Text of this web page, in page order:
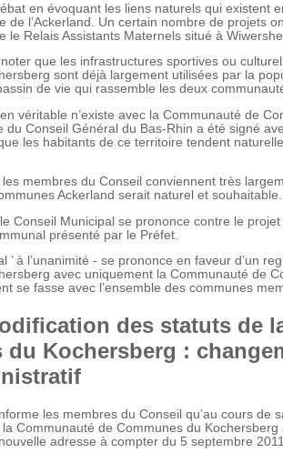
en évoquant les liens naturels qui existent
de l’Ackerland. Un certain nombre de projets
le Relais Assistants Maternels situé à
que les infrastructures sportives ou
sont déjà largement utilisées par la
de vie qui rassemble les deux
véritable n’existe avec la Communauté de
du Conseil Général du Bas-Rhin a été signé
les habitants de ce territoire tendent
membres du Conseil conviennent très
Ackerland serait naturel et souhaitable.
Conseil Municipal se prononce contre le
présenté par le Préfet.
’ à l’unanimité - se prononce en faveur d’un
avec uniquement la Communauté de
se fasse avec l’ensemble des communes
des statuts de
du Kochersberg :
les membres du Conseil qu’au cours de
Communauté de Communes du
adresse à compter du 5 septembre